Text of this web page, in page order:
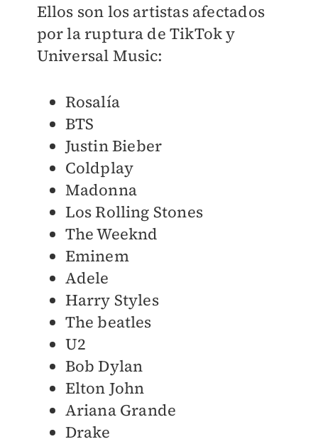
Ellos son los artistas afectados
por la ruptura de TikTok y
Universal Music:
Rosalía
BTS
Justin Bieber
Coldplay
Madonna
Los Rolling Stones
The Weeknd
Eminem
Adele
Harry Styles
The beatles
U2
Bob Dylan
Elton John
Ariana Grande
Drake